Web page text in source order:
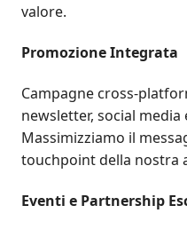
valore.
Promozione Integrata
Campagne cross-
newsletter, social
Massimizziamo il
touchpoint della nostra
Eventi e Partnership